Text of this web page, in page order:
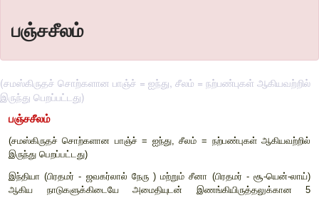
பஞ்சசீலம்
(சமஸ்கிருதச் சொற்களான பாஞ்ச் = ஐந்து, சீலம் = நற்பண்புகள் ஆகியவற்றில்
இருந்து பெறப்பட்டது)